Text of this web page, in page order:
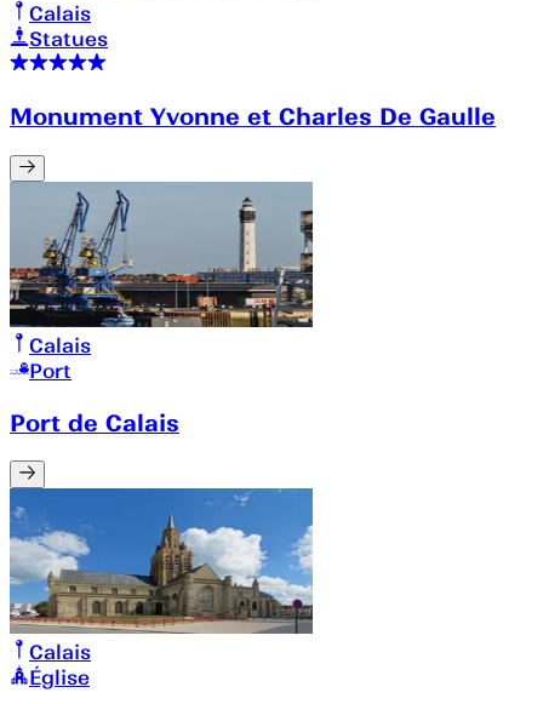
Calais
Statues
Monument Yvonne et Charles De Gaulle
Calais
Port
Port de Calais
Calais
Église